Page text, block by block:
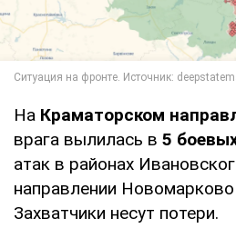
На Краматорском
врага вылилась в 5
атак в районах
направлении Новомарково
Захватчики несут потери.